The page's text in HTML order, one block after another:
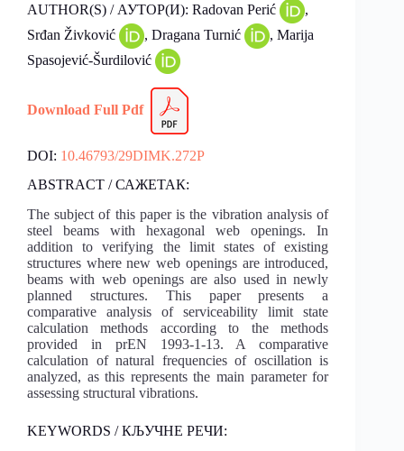
AUTHOR(S) / АУТОР(И): Radovan Perić
,
Srđan Živković
, Dragana Turnić
, Marija
Spasojević-Šurdilović
Download Full Pdf
DOI: 10.46793/29DIMK.272P
ABSTRACT / САЖЕТАК:
The subject of this paper is the vibration analysis of
steel beams with hexagonal web openings. In
addition to verifying the limit states of existing
structures where new web openings are introduced,
beams with web openings are also used in newly
planned structures. This paper presents a
comparative analysis of serviceability limit state
calculation methods according to the methods
provided in prEN 1993-1-13. A comparative
calculation of natural frequencies of oscillation is
analyzed, as this represents the main parameter for
assessing structural vibrations.
KEYWORDS / КЉУЧНЕ РЕЧИ: